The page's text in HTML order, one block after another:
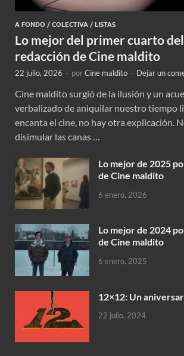
A FONDO / COLECTIVA / LISTAS
Lo mejor del primer cuarto
redacción de Cine maldito
22 julio, 2026 - porCine maldito - Dejar un
Cine maldito surgió de la ilusión y un
verbalizado de aniquilar nuestro tiempo
encanta el cine, no hay otra explicación.
disimular las canas …
Lo mejor de 2025
de Cine maldito
6 enero, 2026
Lo mejor de 2024
de Cine maldito
6 enero, 2025
12×12: Un
22 julio, 2024